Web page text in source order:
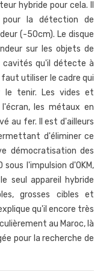
hybride pour cela. Il
la détection de
(-50cm). Le disque
sur les objets de
cavités qu'il détecte à
faut utiliser le cadre qui
le tenir. Les vides et
les métaux en
au fer. Il est d'ailleurs
d'éliminer ce
démocratisation des
l'impulsion d'OKM,
seul appareil hybride
grosses cibles et
qu'il encore très
au Maroc, là
pour la recherche de